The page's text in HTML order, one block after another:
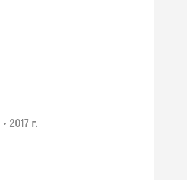
• 2017 г.